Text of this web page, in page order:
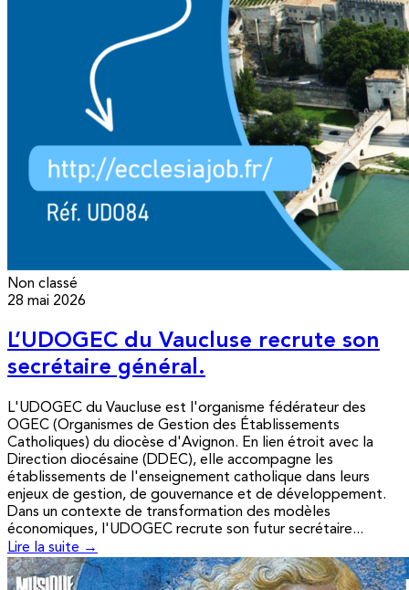
Non classé
28 mai 2026
L’UDOGEC du Vaucluse recrute son
secrétaire général.
L'UDOGEC du Vaucluse est l'organisme fédérateur des
OGEC (Organismes de Gestion des Établissements
Catholiques) du diocèse d'Avignon. En lien étroit avec la
Direction diocésaine (DDEC), elle accompagne les
établissements de l'enseignement catholique dans leurs
enjeux de gestion, de gouvernance et de développement.
Dans un contexte de transformation des modèles
économiques, l'UDOGEC recrute son futur secrétaire...
Lire la suite →